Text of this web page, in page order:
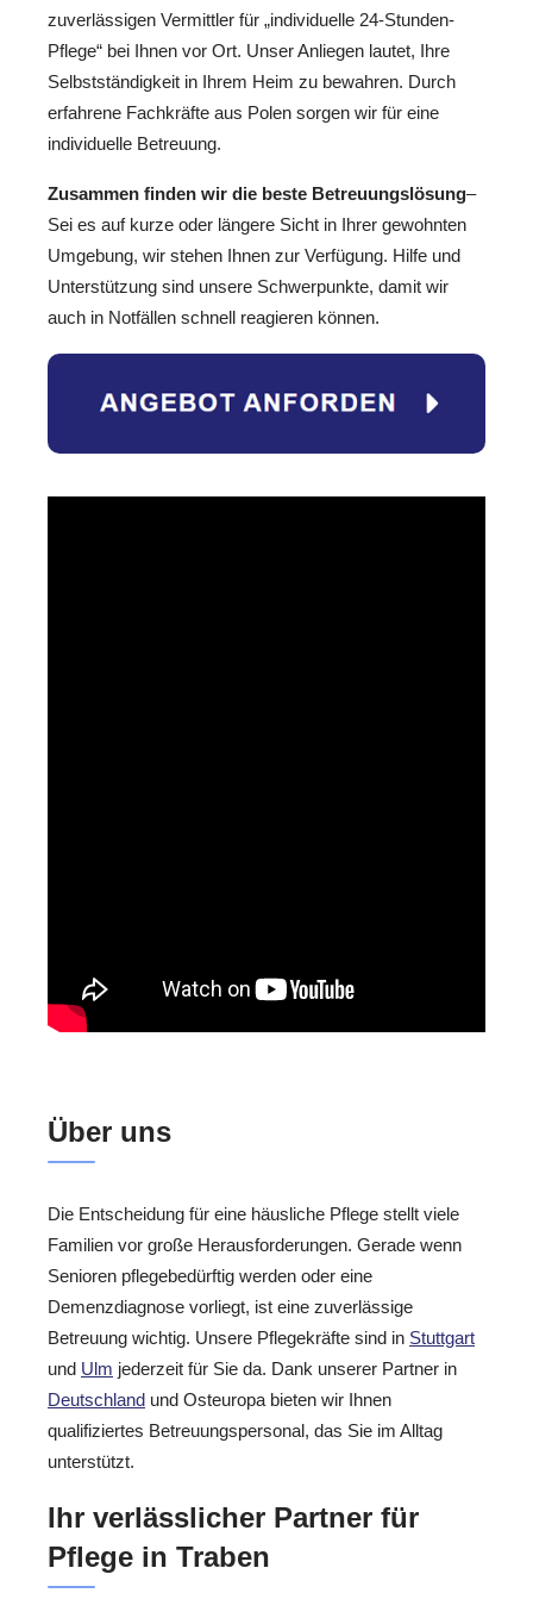
zuverlässigen Vermittler für „individuelle 24-Stunden-
Pflege“ bei Ihnen vor Ort. Unser Anliegen lautet, Ihre
Selbstständigkeit in Ihrem Heim zu bewahren. Durch
erfahrene Fachkräfte aus Polen sorgen wir für eine
individuelle Betreuung.
Zusammen finden wir die beste Betreuungslösung–
Sei es auf kurze oder längere Sicht in Ihrer gewohnten
Umgebung, wir stehen Ihnen zur Verfügung. Hilfe und
Unterstützung sind unsere Schwerpunkte, damit wir
auch in Notfällen schnell reagieren können.
Über uns
Die Entscheidung für eine häusliche Pflege stellt viele
Familien vor große Herausforderungen. Gerade wenn
Senioren pflegebedürftig werden oder eine
Demenzdiagnose vorliegt, ist eine zuverlässige
Betreuung wichtig. Unsere Pflegekräfte sind in Stuttgart
und Ulm jederzeit für Sie da. Dank unserer Partner in
Deutschland und Osteuropa bieten wir Ihnen
qualifiziertes Betreuungspersonal, das Sie im Alltag
unterstützt.
Ihr verlässlicher Partner für
Pflege in Traben